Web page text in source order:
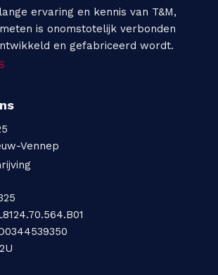
ervaring en kennis van T&M,
is onomstotelijk verbonden
en gefabriceerd wordt.
Vennep